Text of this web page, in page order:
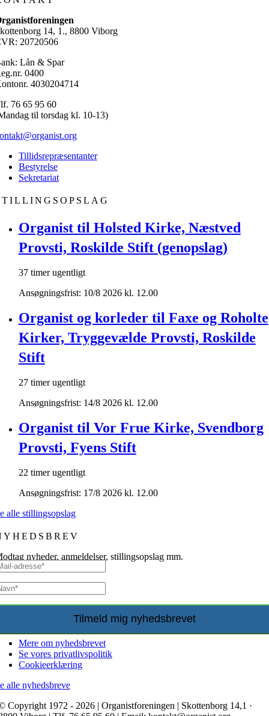
14, 1., 8800 Viborg
20720506
Lån & Spar
0400
4030204714
76 65 95 60
til torsdag kl. 10-13)
Tillidsrepræsentanter
Bestyrelse
Sekretariat
Organist til Holsted Kirke, Næstved
Provsti, Roskilde Stift (genopslag)
37 timer ugentligt
Ansøgningsfrist: 10/8 2026 kl. 12.00
Organist og korleder til Faxe og Roholte
Kirker, Tryggevælde Provsti, Roskilde
Stift
27 timer ugentligt
Ansøgningsfrist: 14/8 2026 kl. 12.00
Organist til Vor Frue Kirke, Svendborg
Provsti, Fyens Stift
22 timer ugentligt
Ansøgningsfrist: 17/8 2026 kl. 12.00
alle stillingsopslag
nyheder, anmeldelser, stillingsopslag mm.
Mere om nyhedsbrevet
Se vores privatlivspolitik
Cookieerklæring
alle nyhedsbreve
Copyright 1972 - 2026 | Organistforeningen | Skottenborg 14,1 ·